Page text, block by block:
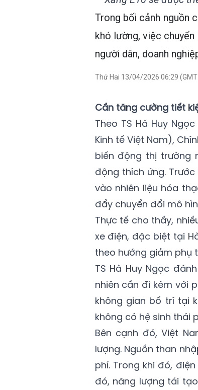
Trong bối cảnh nguồn
khó lường, việc
người dân, doanh
Thứ Hai 13/04/2026 06:29
Cần tăng cường tiết
Theo TS Hà Huy
Kinh tế Việt Nam),
biến động thị trường
động thích ứng.
vào nhiên liệu hóa
đẩy chuyển đổi mô
Thực tế cho thấy,
xe điện, đặc biệt tại
theo hướng giảm phụ
TS Hà Huy Ngọc
nhiên cần đi kèm với
không gian bố trí tại
không có hệ sinh thái
Bên cạnh đó, Việt
lượng. Nguồn than
phí. Trong khi đó,
đó, năng lượng tái